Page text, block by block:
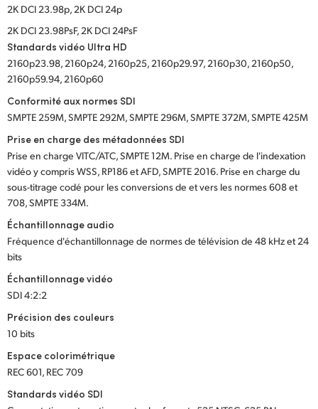
2K DCI 23.98p, 2K DCI 24p
2K DCI 23.98PsF, 2K DCI 24PsF
Standards vidéo Ultra HD
2160p23.98, 2160p24, 2160p25, 2160p29.97, 2160p30, 2160p50,
2160p59.94, 2160p60
Conformité aux normes SDI
SMPTE 259M, SMPTE 292M, SMPTE 296M, SMPTE 372M, SMPTE 425M
Prise en charge des métadonnées SDI
Prise en charge VITC/ATC, SMPTE 12M. Prise en charge de l'indexation
vidéo y compris WSS, RP186 et AFD, SMPTE 2016. Prise en charge du
sous-titrage codé pour les conversions de et vers les normes 608 et
708, SMPTE 334M.
Échantillonnage audio
Fréquence d'échantillonnage de normes de télévision de 48 kHz et 24
bits
Échantillonnage vidéo
SDI 4:2:2
Précision des couleurs
10 bits
Espace colorimétrique
REC 601, REC 709
Standards vidéo SDI